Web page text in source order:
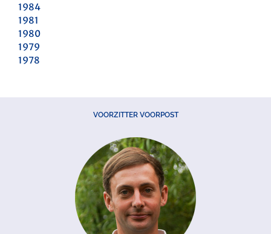
1984
1981
1980
1979
1978
VOORZITTER VOORPOST